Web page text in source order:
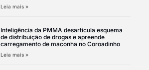
Leia mais »
Inteligência da PMMA desarticula esquema
de distribuição de drogas e apreende
carregamento de maconha no Coroadinho
Leia mais »